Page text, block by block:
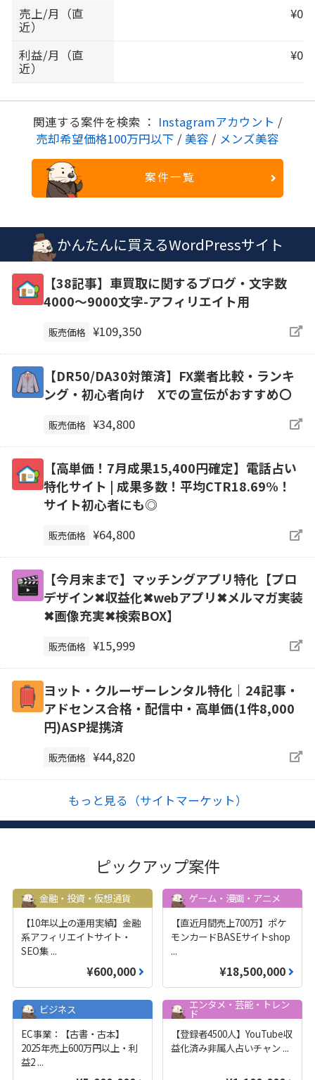
売上/月（直
近）
¥0
利益/月（直
近）
¥0
関連する案件を検索 ： Instagramアカウント /
売却希望価格100万円以下 / 美容 / メンズ美容
案件一覧
かんたんに買えるWordPressサイト
【38記事】車買取に関するブログ・文字数
4000～9000文字-アフィリエイト用
販売価格 ¥109,350
【DR50/DA30対策済】FX業者比較・ランキ
ング・初心者向け Xでの宣伝がおすすめ〇
販売価格 ¥34,800
【高単価！7月成果15,400円確定】電話占い
特化サイト | 成果多数！平均CTR18.69%！
サイト初心者にも◎
販売価格 ¥64,800
【今月末まで】マッチングアプリ特化【プロ
デザイン✖収益化✖webアプリ✖メルマガ実装
✖画像充実✖検索BOX】
販売価格 ¥15,999
ヨット・クルーザーレンタル特化｜24記事・
アドセンス合格・配信中・高単価(1件8,000
円)ASP提携済
販売価格 ¥44,820
もっと見る（サイトマーケット）
ピックアップ案件
金融・投資・仮想通貨
【10年以上の運用実績】金融
系アフィリエイトサイト・
SEO集 ...
¥600,000
ゲーム・漫画・アニメ
【直近月間売上700万】ポケ
モンカードBASEサイトshop
...
¥18,500,000
ビジネス
EC事業：【古書・古本】
2025年売上600万円以上・利
益2 ...
エンタメ・芸能・トレン
ド
【登録者4500人】YouTube収
益化済み非属人占いチャン ...